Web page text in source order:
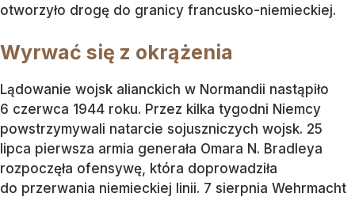
otworzyło drogę do granicy francusko-niemieckiej.
Wyrwać się z okrążenia
Lądowanie wojsk alianckich w Normandii nastąpiło
6 czerwca 1944 roku. Przez kilka tygodni Niemcy
powstrzymywali natarcie sojuszniczych wojsk. 25
lipca pierwsza armia generała Omara N. Bradleya
rozpoczęła ofensywę, która doprowadziła
do przerwania niemieckiej linii. 7 sierpnia Wehrmacht